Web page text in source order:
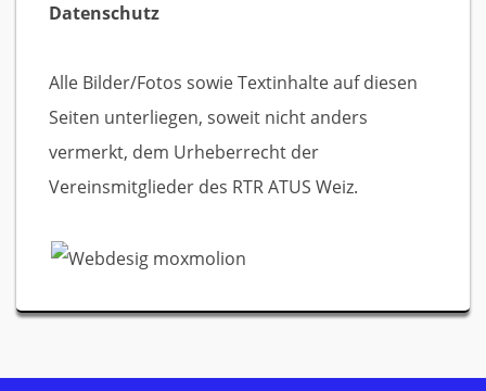
Datenschutz
Alle Bilder/Fotos sowie Textinhalte auf diesen
Seiten unterliegen, soweit nicht anders
vermerkt, dem Urheberrecht der
Vereinsmitglieder des RTR ATUS Weiz.